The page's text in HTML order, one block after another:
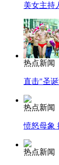
美女主持
热点新闻
直击"圣
热点新闻
愤怒母象
热点新闻